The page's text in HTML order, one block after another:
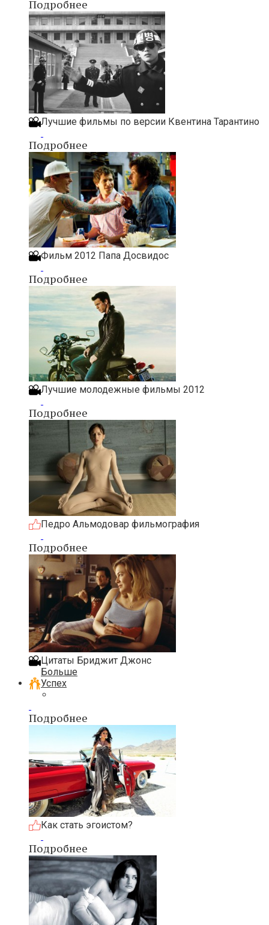
Подробнее
Лучшие фильмы по версии Квентина Тарантино
Подробнее
Фильм 2012 Папа Досвидос
Подробнее
Лучшие молодежные фильмы 2012
Подробнее
Педро Альмодовар фильмография
Подробнее
Цитаты Бриджит Джонс
Больше
Успех
Подробнее
Как стать эгоистом?
Подробнее